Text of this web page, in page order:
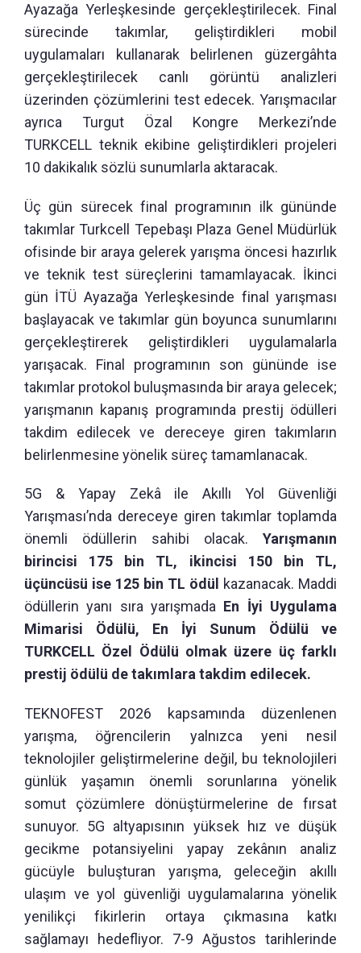
Ayazağa Yerleşkesinde gerçekleştirilecek. Final
sürecinde takımlar, geliştirdikleri mobil
uygulamaları kullanarak belirlenen güzergâhta
gerçekleştirilecek canlı görüntü analizleri
üzerinden çözümlerini test edecek. Yarışmacılar
ayrıca Turgut Özal Kongre Merkezi’nde
TURKCELL teknik ekibine geliştirdikleri projeleri
10 dakikalık sözlü sunumlarla aktaracak.
Üç gün sürecek final programının ilk gününde
takımlar Turkcell Tepebaşı Plaza Genel Müdürlük
ofisinde bir araya gelerek yarışma öncesi hazırlık
ve teknik test süreçlerini tamamlayacak. İkinci
gün İTÜ Ayazağa Yerleşkesinde final yarışması
başlayacak ve takımlar gün boyunca sunumlarını
gerçekleştirerek geliştirdikleri uygulamalarla
yarışacak. Final programının son gününde ise
takımlar protokol buluşmasında bir araya gelecek;
yarışmanın kapanış programında prestij ödülleri
takdim edilecek ve dereceye giren takımların
belirlenmesine yönelik süreç tamamlanacak.
5G & Yapay Zekâ ile Akıllı Yol Güvenliği
Yarışması’nda dereceye giren takımlar toplamda
önemli ödüllerin sahibi olacak. Yarışmanın
birincisi 175 bin TL, ikincisi 150 bin TL,
üçüncüsü ise 125 bin TL ödül
kazanacak. Maddi
ödüllerin yanı sıra yarışmada En İyi Uygulama
Mimarisi Ödülü, En İyi Sunum Ödülü ve
TURKCELL Özel Ödülü olmak üzere üç farklı
prestij ödülü de takımlara takdim edilecek.
TEKNOFEST 2026 kapsamında düzenlenen
yarışma, öğrencilerin yalnızca yeni nesil
teknolojiler geliştirmelerine değil, bu teknolojileri
günlük yaşamın önemli sorunlarına yönelik
somut çözümlere dönüştürmelerine de fırsat
sunuyor. 5G altyapısının yüksek hız ve düşük
gecikme potansiyelini yapay zekânın analiz
gücüyle buluşturan yarışma, geleceğin akıllı
ulaşım ve yol güvenliği uygulamalarına yönelik
yenilikçi fikirlerin ortaya çıkmasına katkı
sağlamayı hedefliyor. 7-9 Ağustos tarihlerinde